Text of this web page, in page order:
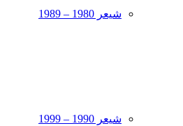
شیعر 1980 – 1989
شیعر 1990 – 1999